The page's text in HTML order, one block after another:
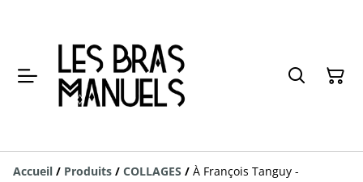
Accueil / Produits / COLLAGES / À François Tanguy -